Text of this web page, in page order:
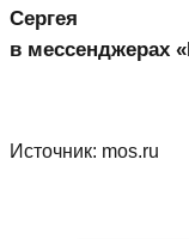
в мессенджерах
Источник: mos.ru